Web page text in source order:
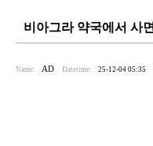
비아그라 약국에서 사
Name: AD Datetime: 25-12-04 05:35